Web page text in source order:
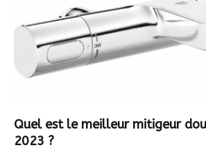
Quel est le meilleur mitigeur
2023 ?